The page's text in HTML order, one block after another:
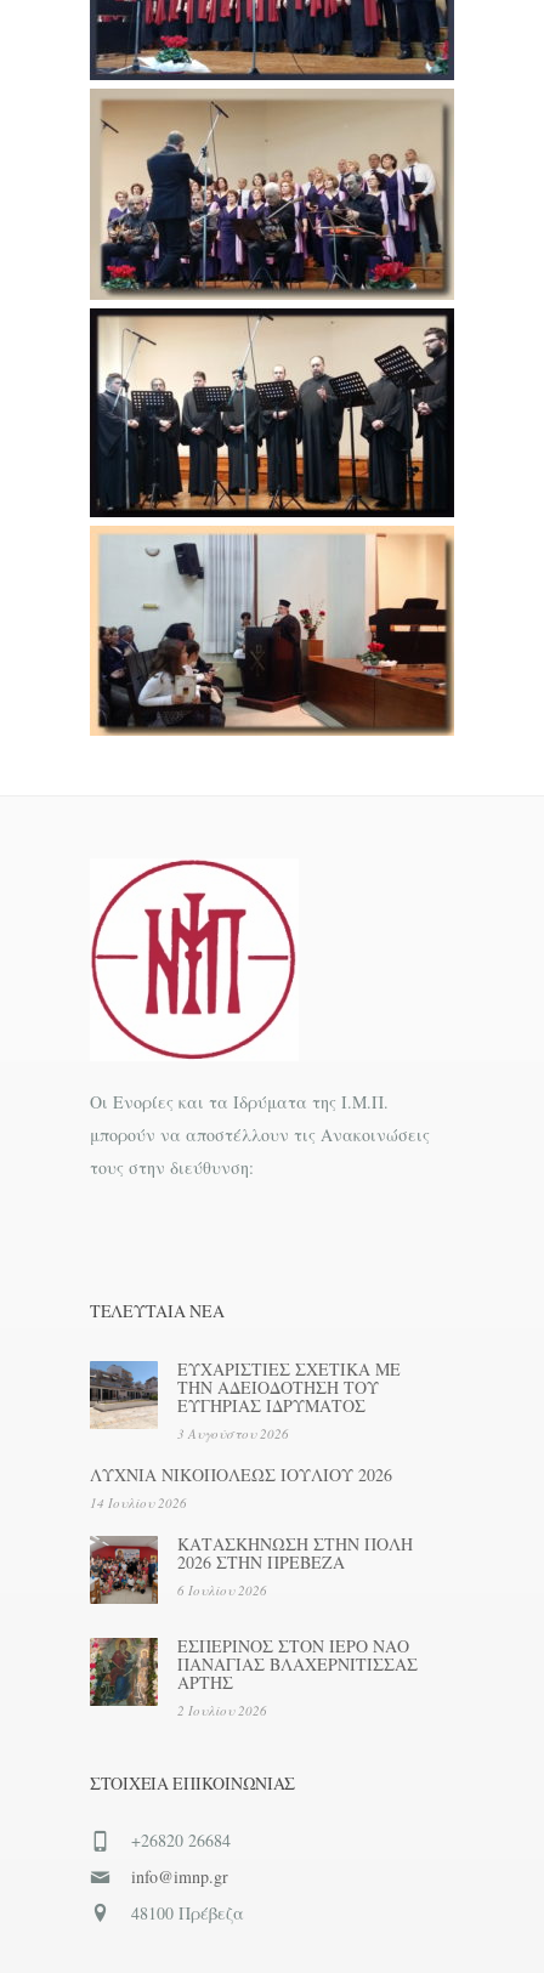
Οι Ενορίες και τα Ιδρύματα της Ι.Μ.Π.
μπορούν να αποστέλλουν τις Ανακοινώσεις
τους στην διεύθυνση:
ΤΕΛΕΥΤΑΊΑ ΝΕΑ
ΕΥΧΑΡΙΣΤΙΕΣ ΣΧΕΤΙΚΑ ΜΕ
ΤΗΝ ΑΔΕΙΟΔΟΤΗΣΗ ΤΟΥ
ΕΥΓΗΡΙΑΣ ΙΔΡΥΜΑΤΟΣ
3 Αυγούστου 2026
ΛΥΧΝΙΑ ΝΙΚΟΠΟΛΕΩΣ ΙΟΥΛΙΟΥ 2026
14 Ιουλίου 2026
ΚΑΤΑΣΚΗΝΩΣΗ ΣΤΗΝ ΠΟΛΗ
2026 ΣΤΗΝ ΠΡΕΒΕΖΑ
6 Ιουλίου 2026
ΕΣΠΕΡΙΝΟΣ ΣΤΟΝ ΙΕΡΟ ΝΑΟ
ΠΑΝΑΓΙΑΣ ΒΛΑΧΕΡΝΙΤΙΣΣΑΣ
ΑΡΤΗΣ
2 Ιουλίου 2026
ΣΤΟΙΧΕΊΑ ΕΠΙΚΟΙΝΩΝΊΑΣ
+26820 26684
info@imnp.gr
48100 Πρέβεζα